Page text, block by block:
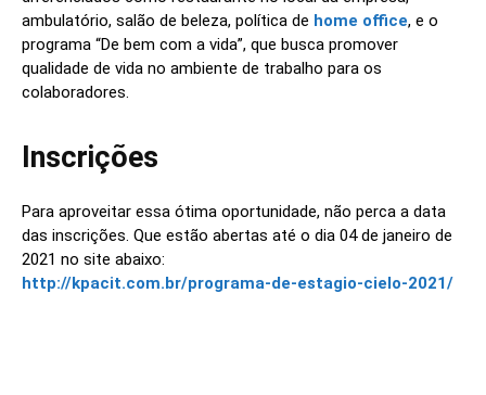
ambulatório, salão de beleza, política de home office, e o
programa “De bem com a vida”, que busca promover
qualidade de vida no ambiente de trabalho para os
colaboradores.
Inscrições
Para aproveitar essa ótima oportunidade, não perca a data
das inscrições. Que estão abertas até o dia 04 de janeiro de
2021 no site abaixo:
http://kpacit.com.br/programa-de-estagio-cielo-2021/